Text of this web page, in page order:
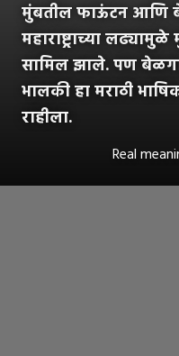
मुंबतील फाऊंटन आणि
महाराष्ट्राच्या
सामिल झाले. पण
भालकी हा मराठी
राहीला.
Real